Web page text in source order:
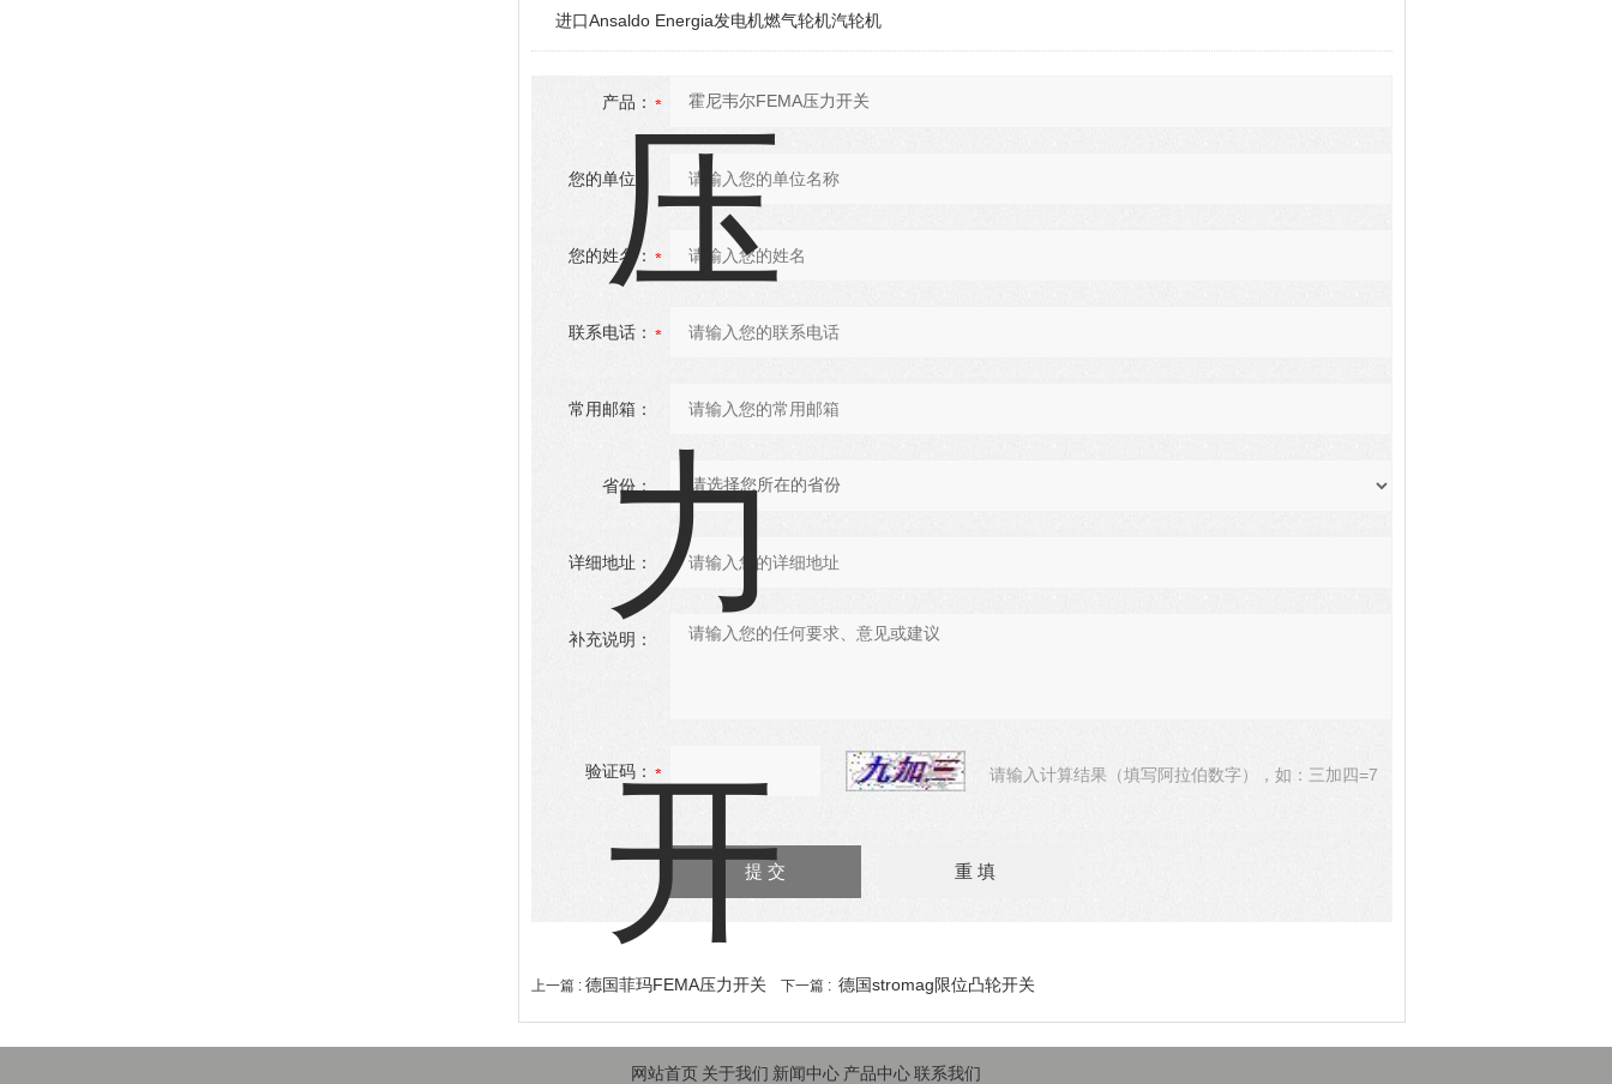
进口Ansaldo Energia发电机燃气轮机汽轮机
产品：
您的单位：
您的姓名：
联系电话：
常用邮箱：
省份：
详细地址：
补充说明：
验证码： 请输入计算结果（填写阿拉伯数字），如：三加四=7
上一篇 : 德国菲玛FEMA压力开关 下一篇 : 德国stromag限位凸轮开关
网站首页 关于我们 新闻中心 产品中心联系我们